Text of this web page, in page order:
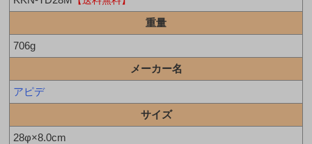
重量
706g
メーカー名
アピデ
サイズ
28φ×8.0cm